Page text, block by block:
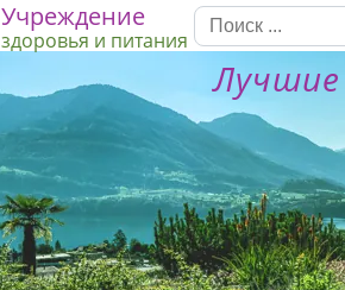
Учреждение
здоровья и питания
Лучшие